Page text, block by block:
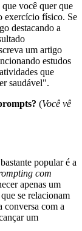
você quer que
exercício físico. Se
destacando a
um artigo
estudos
que
saudável".
(Você vê
bastante popular é a
com
apenas um
se relacionam
conversa com a
um